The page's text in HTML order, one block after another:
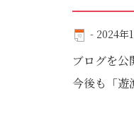
- 2024年
ブログを公
今後も「遊